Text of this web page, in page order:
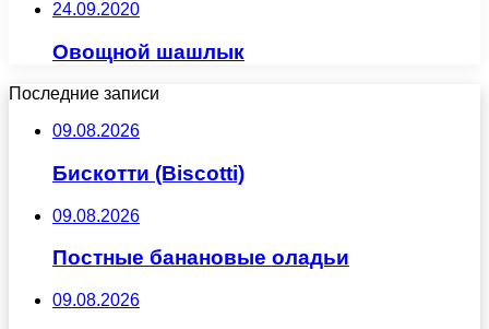
24.09.2020
Овощной шашлык
Последние записи
09.08.2026
Бискотти (Biscotti)
09.08.2026
Постные банановые оладьи
09.08.2026